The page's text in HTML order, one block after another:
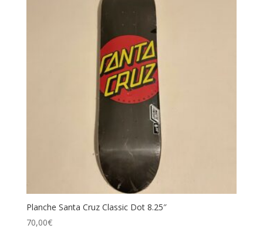
Planche Santa Cruz Classic Dot 8.25″
70,00€